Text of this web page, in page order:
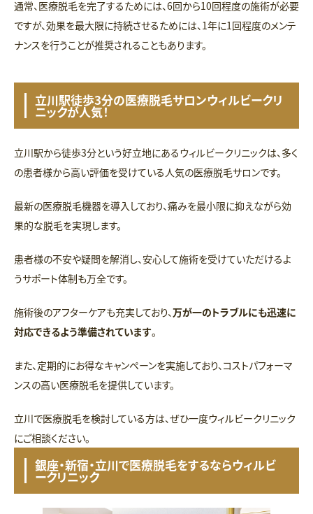
通常、医療脱毛を完了するためには、6回から10回程度の施術が必要
ですが、効果を最大限に持続させるためには、1年に1回程度のメンテ
ナンスを行うことが推奨されることもあります。
立川駅徒歩3分の医療脱毛サロンウィルビークリ
ニックが人気！
立川駅から徒歩3分という好立地にあるウィルビークリニックは、多く
の患者様から高い評価を受けている人気の医療脱毛サロンです。
最新の医療脱毛機器を導入しており、痛みを最小限に抑えながら効
果的な脱毛を実現します。
患者様の不安や疑問を解消し、安心して施術を受けていただけるよ
うサポート体制も万全です。
施術後のアフターケアも充実しており、万が一のトラブルにも迅速に
対応できるよう準備されています。
また、定期的にお得なキャンペーンを実施しており、コストパフォーマ
ンスの高い医療脱毛を提供しています。
立川で医療脱毛を検討している方は、ぜひ一度ウィルビークリニック
にご相談ください。
銀座・新宿・立川で医療脱毛をするならウィルビ
ークリニック